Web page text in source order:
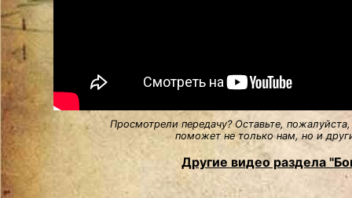
Просмотрели передачу? Оставьте,
поможет не только нам, но и
Другие видео раздела